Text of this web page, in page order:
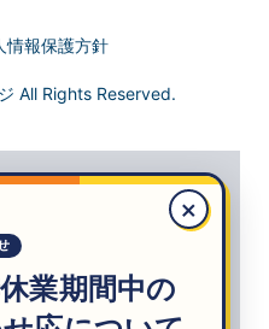
情報保護方針
All Rights Reserved.
×
業期間中の